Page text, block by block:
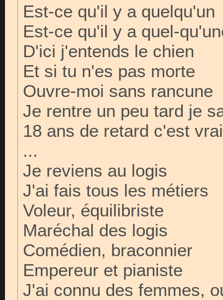
Est-ce qu'il y a quelqu'un
Est-ce qu'il y a quel-
D'ici j'entends le chien
Et si tu n'es pas morte
Ouvre-moi sans rancune
Je rentre un peu tard je
18 ans de retard c'est vrai
...
Je reviens au logis
J'ai fais tous les métiers
Voleur, équilibriste
Maréchal des logis
Comédien, braconnier
Empereur et pianiste
J'ai connu des femmes,